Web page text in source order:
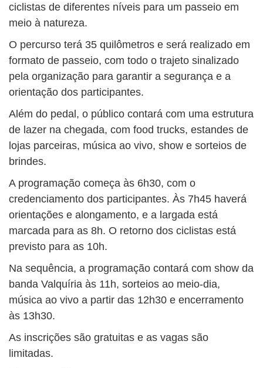
ciclistas de diferentes níveis para um passeio em
meio à natureza.
O percurso terá 35 quilômetros e será realizado em
formato de passeio, com todo o trajeto sinalizado
pela organização para garantir a segurança e a
orientação dos participantes.
Além do pedal, o público contará com uma estrutura
de lazer na chegada, com food trucks, estandes de
lojas parceiras, música ao vivo, show e sorteios de
brindes.
A programação começa às 6h30, com o
credenciamento dos participantes. Às 7h45 haverá
orientações e alongamento, e a largada está
marcada para as 8h. O retorno dos ciclistas está
previsto para as 10h.
Na sequência, a programação contará com show da
banda Valquíria às 11h, sorteios ao meio-dia,
música ao vivo a partir das 12h30 e encerramento
às 13h30.
As inscrições são gratuitas e as vagas são
limitadas.